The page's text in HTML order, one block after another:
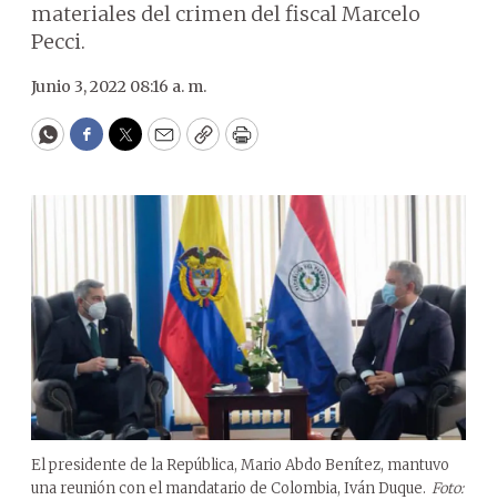
materiales del crimen del fiscal Marcelo
Pecci.
Junio 3, 2022 08:16 a. m.
WhatsApp
Facebook
Twitter
EmailCopyPrint
El presidente de la República, Mario Abdo Benítez, mantuvo
una reunión con el mandatario de Colombia, Iván Duque. Foto: